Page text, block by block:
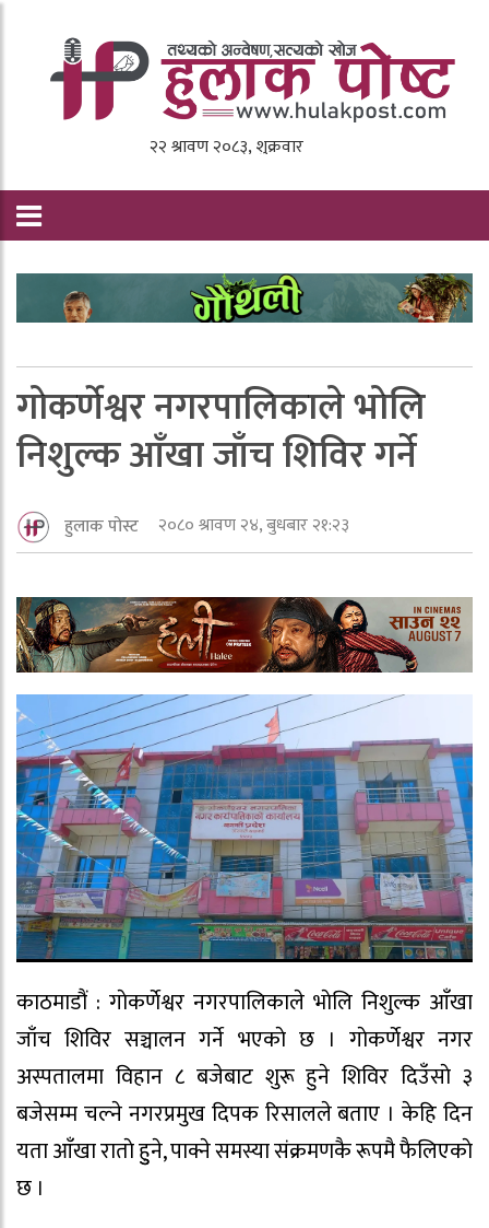
गाेकर्णेश्वर नगरपालिकाले भाेलि
निशुल्क आँखा जाँच शिविर गर्ने
हुलाक पोस्ट २०८० श्रावण २४, बुधबार २१:२३
काठमाडौं : गाेकर्णेश्वर नगरपालिकाले भाेलि निशुल्क आँखा
जाँच शिविर सञ्चालन गर्ने भएकाे छ । गाेकर्णेश्वर नगर
अस्पतालमा विहान ८ बजेबाट शुरू हुने शिविर दिउँसाे ३
बजेसम्म चल्ने नगरप्रमुख दिपक रिसालले बताए । केहि दिन
यता आँखा राताे हुुने, पाक्ने समस्या संक्रमणकै रूपमै फैलिएकाे
छ ।